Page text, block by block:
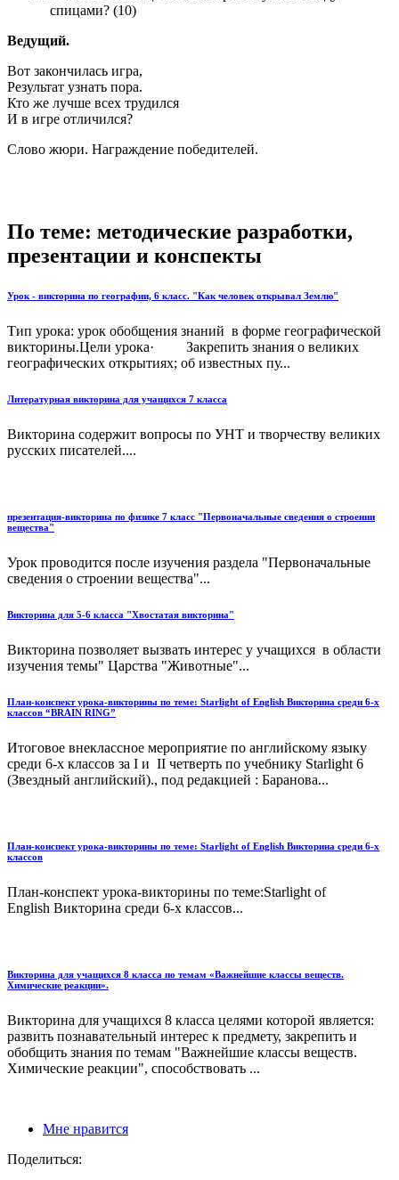
спицами? (10)
Ведущий.
Вот закончилась игра,
Результат узнать пора.
Кто же лучше всех трудился
И в игре отличился?
Слово жюри. Награждение победителей.
По теме: методические разработки,
презентации и конспекты
Урок - викторина по географии, 6 класс. "Как человек открывал Землю"
Тип урока: урок обобщения знаний в форме географической
викторины.Цели урока· Закрепить знания о великих
географических открытиях; об известных пу...
Литературная викторина для учащихся 7 класса
Викторина содержит вопросы по УНТ и творчеству великих
русских писателей....
презентация-викторина по физике 7 класс "Первоначальные сведения о строении
вещества"
Урок проводится после изучения раздела "Первоначальные
сведения о строении вещества"...
Викторина для 5-6 класса "Хвостатая викторина"
Викторина позволяет вызвать интерес у учащихся в области
изучения темы" Царства "Животные"...
План-конспект урока-викторины по теме: Starlight of English Викторина среди 6-х
классов “BRAIN RING”
Итоговое внеклассное мероприятие по английскому языку
среди 6-х классов за I и II четверть по учебнику Starlight 6
(Звездный английский)., под редакцией : Баранова...
План-конспект урока-викторины по теме: Starlight of English Викторина среди 6-х
классов
План-конспект урока-викторины по теме:Starlight of
English Викторина среди 6-х классов...
Викторина для учащихся 8 класса по темам «Важнейшие классы веществ.
Химические реакции».
Викторина для учащихся 8 класса целями которой является:
развить познавательный интерес к предмету, закрепить и
обобщить знания по темам "Важнейшие классы веществ.
Химические реакции", способствовать ...
Мне нравится
Поделиться: